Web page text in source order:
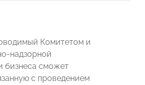
Комитетом и
надзорной
бизнеса сможет
с проведением